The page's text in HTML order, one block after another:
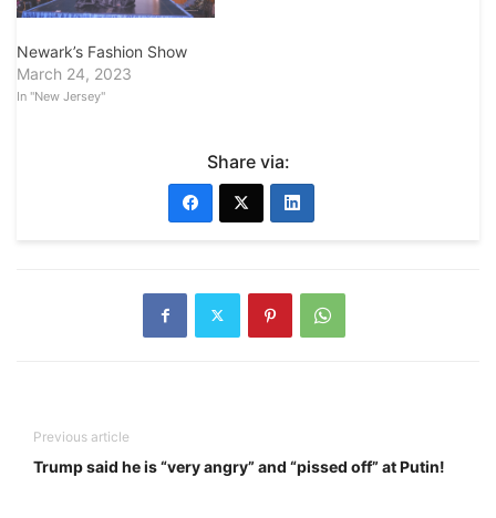
Newark’s Fashion Show
March 24, 2023
In "New Jersey"
Share via:
Previous article
Trump said he is “very angry” and “pissed off” at Putin!